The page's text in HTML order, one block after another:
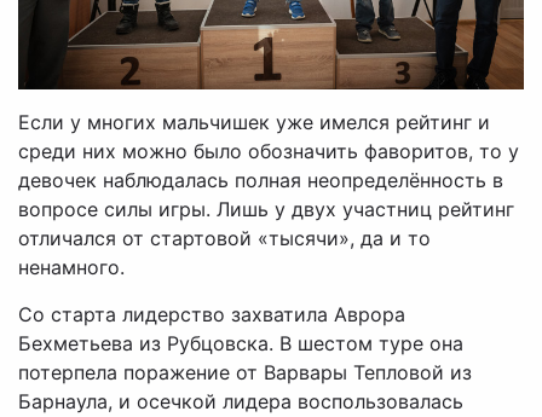
Если у многих мальчишек уже имелся рейтинг и
среди них можно было обозначить фаворитов, то у
девочек наблюдалась полная неопределённость в
вопросе силы игры. Лишь у двух участниц рейтинг
отличался от стартовой «тысячи», да и то
ненамного.
Со старта лидерство захватила Аврора
Бехметьева из Рубцовска. В шестом туре она
потерпела поражение от Варвары Тепловой из
Барнаула, и осечкой лидера воспользовалась